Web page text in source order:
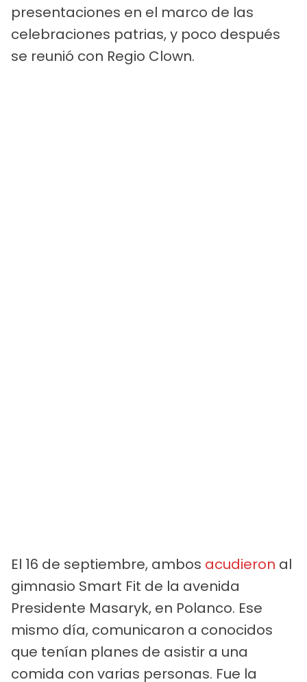
presentaciones en el marco de las
celebraciones patrias, y poco después
se reunió con Regio Clown.
El 16 de septiembre, ambos acudieron al
gimnasio Smart Fit de la avenida
Presidente Masaryk, en Polanco. Ese
mismo día, comunicaron a conocidos
que tenían planes de asistir a una
comida con varias personas. Fue la